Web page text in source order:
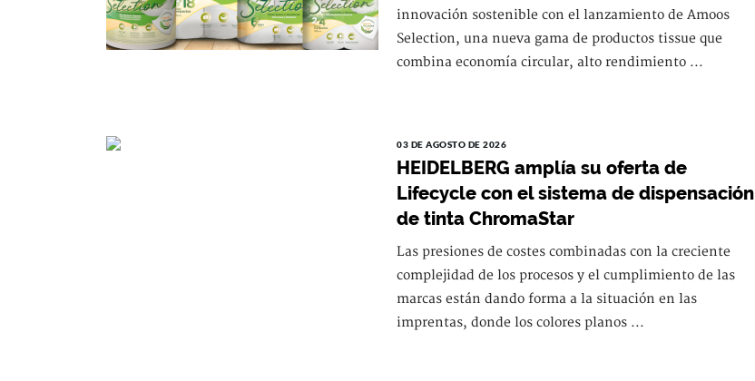
innovación sostenible con el lanzamiento de Amoos
Selection, una nueva gama de productos tissue que
combina economía circular, alto rendimiento ...
03 DE AGOSTO DE 2026
HEIDELBERG amplía su oferta de
Lifecycle con el sistema de dispensación
de tinta ChromaStar
Las presiones de costes combinadas con la creciente
complejidad de los procesos y el cumplimiento de las
marcas están dando forma a la situación en las
imprentas, donde los colores planos ...